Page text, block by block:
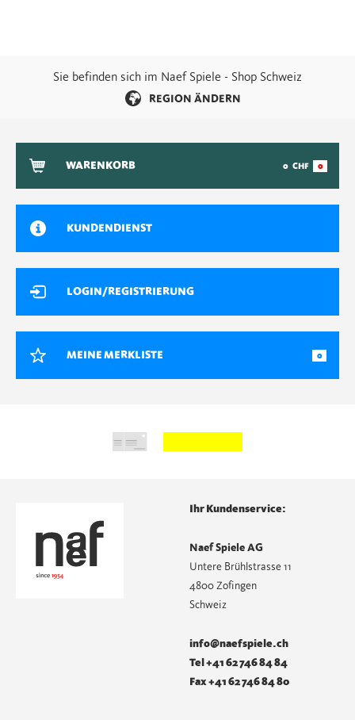
Sie befinden sich im Naef Spiele - Shop Schweiz
REGION ÄNDERN
WARENKORB 0 CHF 0
KUNDENDIENST
LOGIN/REGISTRIERUNG
MEINE MERKLISTE 0
Ihr Kundenservice:
Naef Spiele AG
Untere Brühlstrasse 11
4800 Zofingen
Schweiz
info@naefspiele.ch
Tel +41 62 746 84 84
Fax +41 62 746 84 80